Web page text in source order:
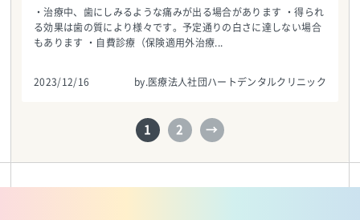
・治療中、歯にしみるような痛みが出る場合があります ・得られ
る効果は歯の質により様々です。予定通りの白さに達しない場合
もあります ・自費診療（保険適用外治療...
2023/12/16 by.医療法人社団ハートデンタルクリニック
1 2 →